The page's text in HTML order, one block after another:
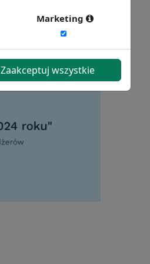
Marketing
Zaakceptuj wszystkie